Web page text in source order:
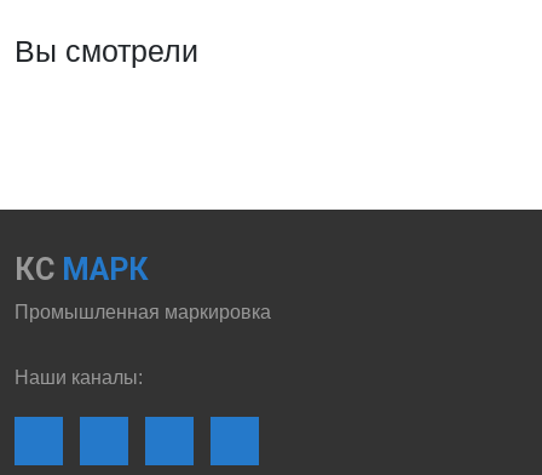
Вы смотрели
КС МАРК
Промышленная маркировка
Наши каналы: